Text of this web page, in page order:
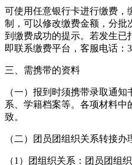
可使用任意银行卡进行缴费，
制，可以修改缴费金额，分批
到缴费成功的提示。若发生已
即联系缴费平台，客服电话：
三、需携带的资料
（一）报到时须携带录取通
系、学籍档案等。各项材料中
致。
（二）团员团组织关系转接办
（1）团组织关系：团员团组